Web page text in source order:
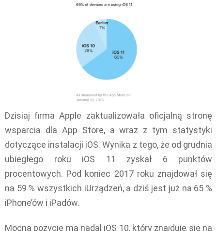
Dzisiaj firma Apple zaktualizowała oficjalną stronę
wsparcia dla App Store, a wraz z tym statystyki
dotyczące instalacji iOS. Wynika z tego, że od grudnia
ubiegłego roku iOS 11 zyskał 6 punktów
procentowych. Pod koniec 2017 roku znajdował się
na 59 % wszystkich iUrządzeń, a dziś jest już na 65 %
iPhone’ów i iPadów.
Mocną pozycję ma nadal iOS 10, który znajduje się na